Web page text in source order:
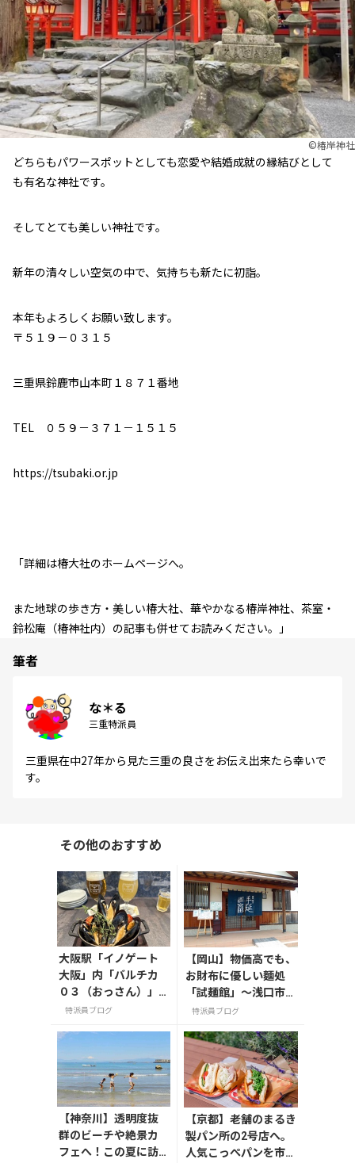
©︎椿岸神社
どちらもパワースポットとしても恋愛や結婚成就の縁結びとして
も有名な神社です。
そしてとても美しい神社です。
新年の清々しい空気の中で、気持ちも新たに初詣。
本年もよろしくお願い致します。
〒５１９－０３１５
三重県鈴鹿市山本町１８７１番地
TEL ０５９－３７１－１５１５
https://tsubaki.or.jp
「詳細は椿大社のホームページへ。
また地球の歩き方・美しい椿大社、華やかなる椿岸神社、茶室・
鈴松庵（椿神社内）の記事も併せてお読みください。」
筆者
な＊る
三重特派員
三重県在中27年から見た三重の良さをお伝え出来たら幸いで
す。
その他のおすすめ
大阪駅「イノゲート
大阪」内「バルチカ
０３（おっさん）」7/
31開業！
特派員ブログ
【岡山】物価高でも、
お財布に優しい麵処
「試麺館」～浅口市鴨
方町～
特派員ブログ
【神奈川】透明度抜
群のビーチや絶景カ
フェへ！この夏に訪
【京都】老舗のまるき
製パン所の2号店へ。
人気こっぺパンを市役